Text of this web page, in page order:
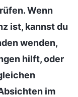
Wenn
ist, kannst du
wenden,
hilft, oder
im